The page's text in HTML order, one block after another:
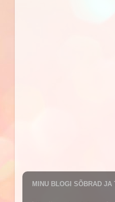
MINU BLOGI SÕBRAD JA